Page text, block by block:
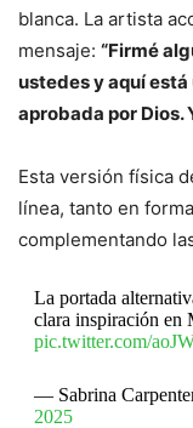
blanca. La artista
mensaje: “Firmé
ustedes y aquí
aprobada por Dios.
Esta versión física
línea, tanto en
complementando
La portada
clara inspiración en
pic.twitter.com/
— Sabrina
2025